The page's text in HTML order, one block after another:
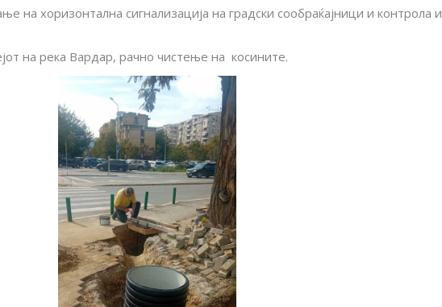
на хоризонтална сигнализација на градски сообраќајници и контрола и
на река Вардар, рачно чистење на косините.